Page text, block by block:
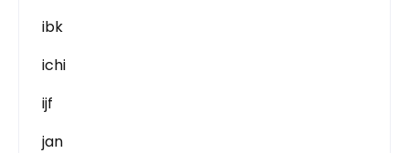
ibk
ichi
ijf
jan